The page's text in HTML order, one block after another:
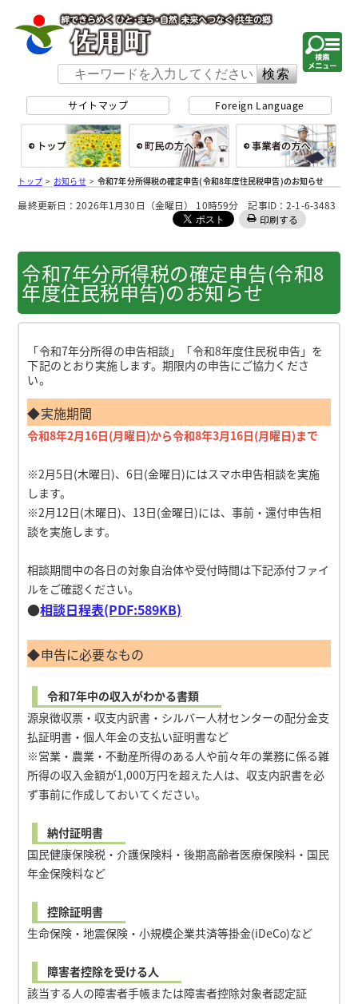
サイトマップ Foreign Language
総合トップ 町民の方へ
トップ> お知らせ>令和7年分所得税の確定申告(令和8年度住民税申告)のお知らせ
最終更新日：2026年1月30日（金曜日） 10時59分 記事ID：2-1-6-3483
印刷する
令和7年分所得税の確定申告(令和8
年度住民税申告)のお知らせ
「令和7年分所得の申告相談」「令和8年度住民税申告」を
下記のとおり実施します。期限内の申告にご協力くださ
い。
◆実施期間
令和8年2月16日(月曜日)から令和8年3月16日(月曜日)まで
※2月5日(木曜日)、6日(金曜日)にはスマホ申告相談を実施
します。
※2月12日(木曜日)、13日(金曜日)には、事前・還付申告相
談を実施します。
相談期間中の各日の対象自治体や受付時間は下記添付ファイ
ルをご確認ください。
●相談日程表(PDF:589KB)
◆申告に必要なもの
令和7年中の収入がわかる書類
源泉徴収票・収支内訳書・シルバー人材センターの配分金支
払証明書・個人年金の支払い証明書など
※営業・農業・不動産所得のある人や前々年の業務に係る雑
所得の収入金額が1,000万円を超えた人は、収支内訳書を必
ず事前に作成しておいてください。
納付証明書
国民健康保険税・介護保険料・後期高齢者医療保険料・国民
年金保険料など
控除証明書
生命保険・地震保険・小規模企業共済等掛金(iDeCo)など
障害者控除を受ける人
該当する人の障害者手帳または障害者控除対象者認定証